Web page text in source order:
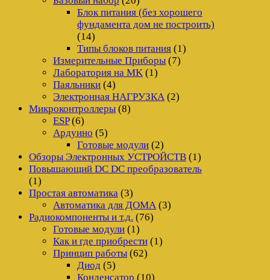
Блок питания (без хорошего
фундамента дом не построить)
(14)
Типы блоков питания (1)
Измерительные Приборы (7)
Лаборатория на MK (1)
Паяльники (4)
Электронная НАГРУЗКА (2)
Микроконтроллеры (8)
ESP(6)
Ардуино (5)
Готовые модули (2)
Обзоры Электронных УСТРОЙСТВ (1)
Повышающий DC DC преобразователь
(1)
Простая автоматика (3)
Автоматика для ДОМА (3)
Радиокомпоненты и т.д. (76)
Готовые модули (1)
Как и где приобрести (1)
Принцип работы (62)
Диод (5)
Конденсатор (10)